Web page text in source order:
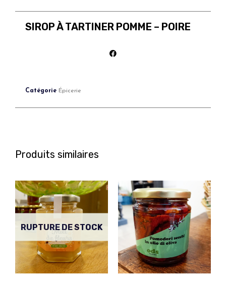
SIROP À TARTINER POMME – POIRE
Catégorie Épicerie
Produits similaires
RUPTURE DE STOCK